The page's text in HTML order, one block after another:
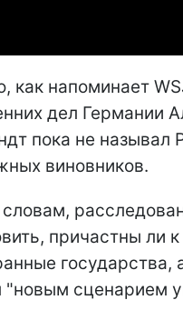
как напоминает
дел Германии
пока не называл
виновников.
словам,
причастны ли
государства,
"новым сценарием